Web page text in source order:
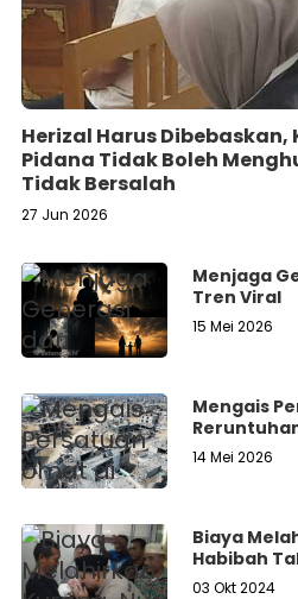
Herizal Harus Dibebaskan,
Pidana Tidak Boleh
Tidak Bersalah
27 Jun 2026
Menjaga
Tren Viral
15 Mei 2026
Mengais
14 Mei 2026
Biaya
Habibah
03 Okt 2024